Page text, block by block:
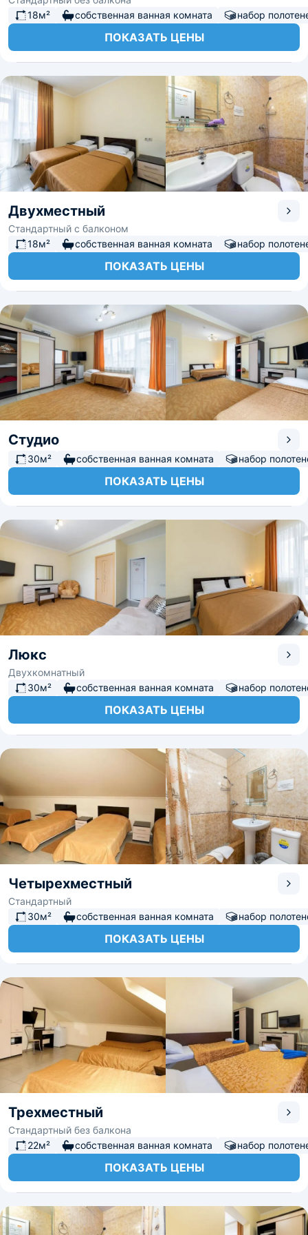
18м²
собственная ванная комната набор
ПОКАЗАТЬ ЦЕНЫ
Двухместный
Стандартный с балконом
18м²
собственная ванная комната набор
ПОКАЗАТЬ ЦЕНЫ
Студио
30м² собственная ванная комната набор
ПОКАЗАТЬ ЦЕНЫ
Люкс
Двухкомнатный
30м²
собственная ванная комната набор
ПОКАЗАТЬ ЦЕНЫ
Четырехместный
Стандартный
30м²
собственная ванная комната набор
ПОКАЗАТЬ ЦЕНЫ
Трехместный
Стандартный без балкона
22м²
собственная ванная комната набор
ПОКАЗАТЬ ЦЕНЫ